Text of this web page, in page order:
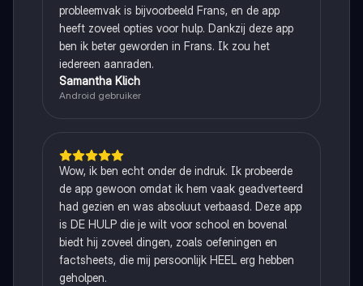
probleemvak is bijvoorbeeld Frans, en de app
heeft zoveel opties voor hulp. Dankzij deze app
ben ik beter geworden in Frans. Ik zou het
iedereen aanraden.
Samantha Klich
Android gebruiker
Wow, ik ben echt onder de indruk. Ik probeerde
de app gewoon omdat ik hem vaak geadverteerd
had gezien en was absoluut verbaasd. Deze app
is DE HULP die je wilt voor school en bovenal
biedt hij zoveel dingen, zoals oefeningen en
factsheets, die mij persoonlijk HEEL erg hebben
geholpen.